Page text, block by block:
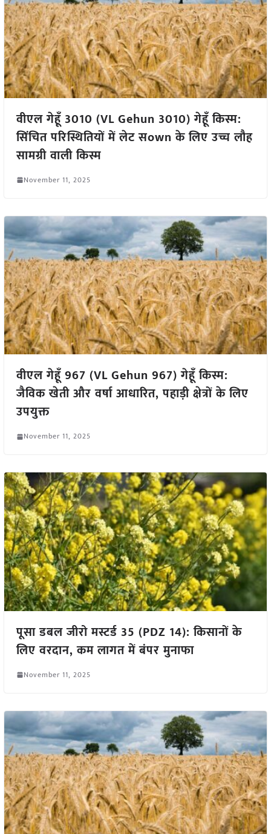
वीएल गेहूँ 3010 (VL Gehun 3010) गेहूँ किस्म:
सिंचित परिस्थितियों में लेट सown के लिए उच्च लौह
सामग्री वाली किस्म
November 11, 2025
वीएल गेहूँ 967 (VL Gehun 967) गेहूँ किस्म:
जैविक खेती और वर्षा आधारित, पहाड़ी क्षेत्रों के लिए
उपयुक्त
November 11, 2025
पूसा डबल जीरो मस्टर्ड 35 (PDZ 14): किसानों के
लिए वरदान, कम लागत में बंपर मुनाफा
November 11, 2025